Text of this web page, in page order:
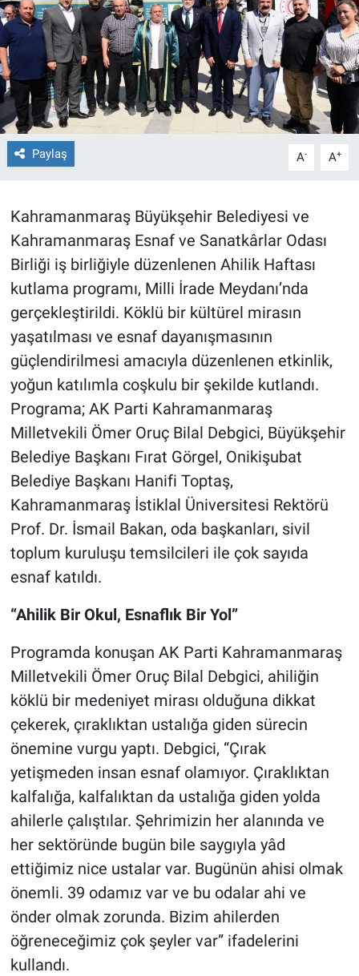
Paylaş A- A+
Kahramanmaraş Büyükşehir Belediyesi ve
Kahramanmaraş Esnaf ve Sanatkârlar Odası
Birliği iş birliğiyle düzenlenen Ahilik Haftası
kutlama programı, Milli İrade Meydanı’nda
gerçekleştirildi. Köklü bir kültürel mirasın
yaşatılması ve esnaf dayanışmasının
güçlendirilmesi amacıyla düzenlenen etkinlik,
yoğun katılımla coşkulu bir şekilde kutlandı.
Programa; AK Parti Kahramanmaraş
Milletvekili Ömer Oruç Bilal Debgici, Büyükşehir
Belediye Başkanı Fırat Görgel, Onikişubat
Belediye Başkanı Hanifi Toptaş,
Kahramanmaraş İstiklal Üniversitesi Rektörü
Prof. Dr. İsmail Bakan, oda başkanları, sivil
toplum kuruluşu temsilcileri ile çok sayıda
esnaf katıldı.
“Ahilik Bir Okul, Esnaflık Bir Yol”
Programda konuşan AK Parti Kahramanmaraş
Milletvekili Ömer Oruç Bilal Debgici, ahiliğin
köklü bir medeniyet mirası olduğuna dikkat
çekerek, çıraklıktan ustalığa giden sürecin
önemine vurgu yaptı. Debgici, “Çırak
yetişmeden insan esnaf olamıyor. Çıraklıktan
kalfalığa, kalfalıktan da ustalığa giden yolda
ahilerle çalıştılar. Şehrimizin her alanında ve
her sektöründe bugün bile saygıyla yâd
ettiğimiz nice ustalar var. Bugünün ahisi olmak
önemli. 39 odamız var ve bu odalar ahi ve
önder olmak zorunda. Bizim ahilerden
öğreneceğimiz çok şeyler var” ifadelerini
kullandı.
MAGAZİN
Bilim, Teknoloji
ASAYİŞ
ÇEVRE
EĞİTİM
BİLİM VE TEKNOLOJİ
Güvenlik
Bölge